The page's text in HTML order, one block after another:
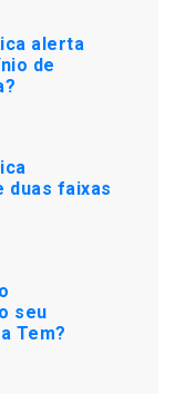
alerta
de
duas faixas
seu
Tem?